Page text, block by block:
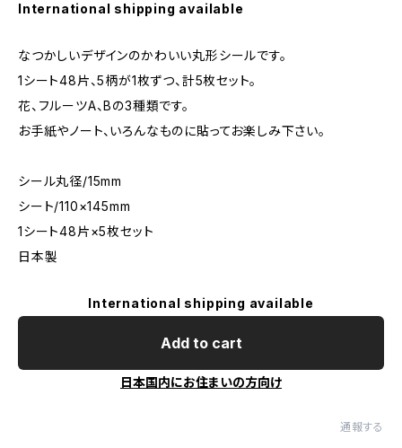
International shipping available
なつかしいデザインのかわいい丸形シールです。
1シート48片、5柄が1枚ずつ、計5枚セット。
花、フルーツA、Bの3種類です。
お手紙やノート、いろんなものに貼ってお楽しみ下さい。
シール丸径/15mm
シート/110×145mm
1シート48片×5枚セット
日本製
International shipping available
Add to cart
日本国内にお住まいの方向け
通報する